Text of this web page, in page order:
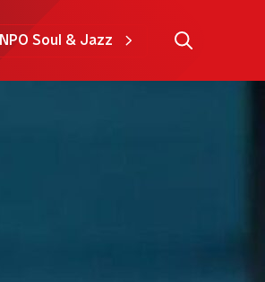
NPO Soul & Jazz